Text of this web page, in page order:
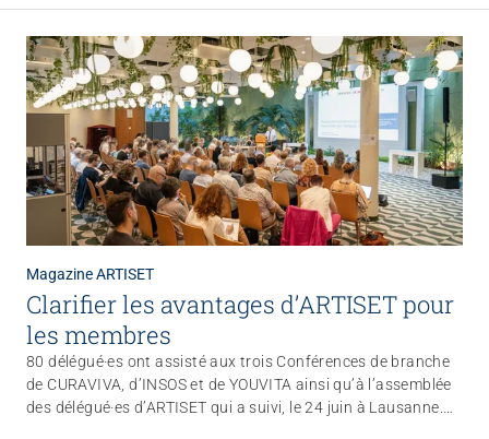
Magazine ARTISET
Clarifier les avantages d’ARTISET pour
les membres
80 délégué·es ont assisté aux trois Conférences de branche
de CURAVIVA, d’INSOS et de YOUVITA ainsi qu’à l’assemblée
des délégué·es d’ARTISET qui a suivi, le 24 juin à Lausanne.